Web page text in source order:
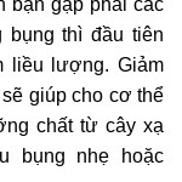
bạn gặp phải các
bụng thì đầu tiên
liều lượng. Giảm
giúp cho cơ thể
chất từ cây xạ
bụng nhẹ hoặc